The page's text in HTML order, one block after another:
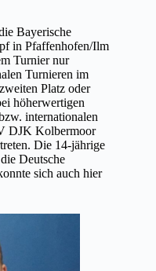
Bayerische
in Pfaffenhofen/Ilm
Turnier nur
Turnieren im
Platz oder
höherwertigen
internationalen
DJK Kolbermoor
Die 14-jährige
Deutsche
sich auch hier